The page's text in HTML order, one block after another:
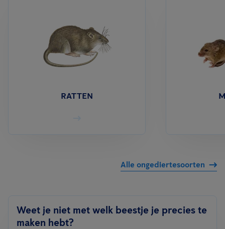
RATTEN
Alle ongediertesoorten
Weet je niet met welk beestje je precies te
maken hebt?